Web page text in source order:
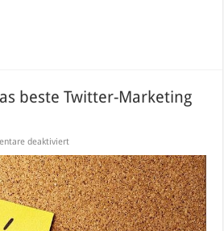
beste Twitter-Marketing
deaktiviertfür
Adder
–
Das
beste
Twitter-
Marketing
Tool